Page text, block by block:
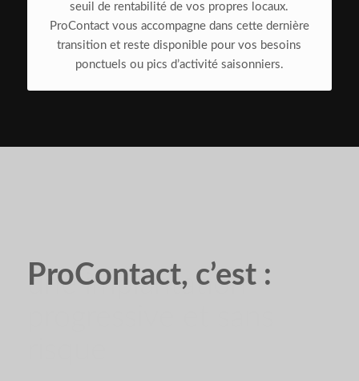
seuil de rentabilité de vos propres locaux.
ProContact vous accompagne dans cette dernière
transition et reste disponible pour vos besoins
ponctuels ou pics d’activité saisonniers.
ProContact, c’est :